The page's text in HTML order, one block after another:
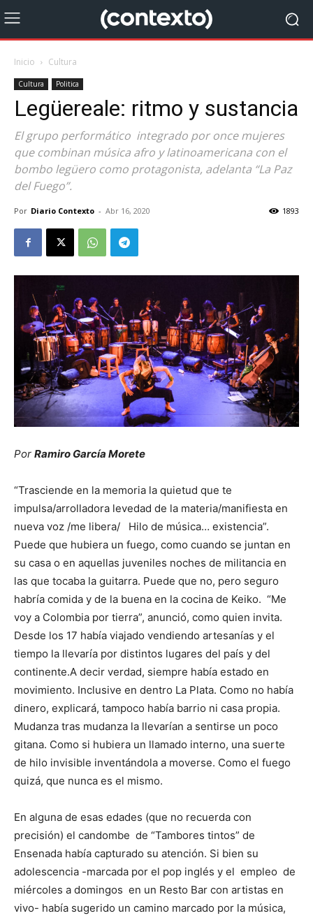
Inicio Cultura
Cultura Politica
Legüereale: ritmo y sustancia
El grupo performático integrado por once mujeres
que combinan música afro y latinoamericana con el
bombo legüero como protagonista, adelanta “La Paz
del Fuego”.
Por Diario Contexto - Abr 16, 2020 1893
Por Ramiro García Morete
“Trasciende en la memoria la quietud que te
impulsa/arrolladora levedad de la materia/manifiesta en
nueva voz /me libera/ Hilo de música… existencia”.
Puede que hubiera un fuego, como cuando se juntan en
su casa o en aquellas juveniles noches de militancia en
las que tocaba la guitarra. Puede que no, pero seguro
habría comida y de la buena en la cocina de Keiko. “Me
voy a Colombia por tierra”, anunció, como quien invita.
Desde los 17 había viajado vendiendo artesanías y el
tiempo la llevaría por distintos lugares del país y del
continente.A decir verdad, siempre había estado en
movimiento. Inclusive en dentro La Plata. Como no había
dinero, explicará, tampoco había barrio ni casa propia.
Mudanza tras mudanza la llevarían a sentirse un poco
gitana. Como si hubiera un llamado interno, una suerte
de hilo invisible inventándola a moverse. Como el fuego
quizá, que nunca es el mismo.
En alguna de esas edades (que no recuerda con
precisión) el candombe de “Tambores tintos” de
Ensenada había capturado su atención. Si bien su
adolescencia -marcada por el pop inglés y el empleo de
miércoles a domingos en un Resto Bar con artistas en
vivo- había sugerido un camino marcado por la música,